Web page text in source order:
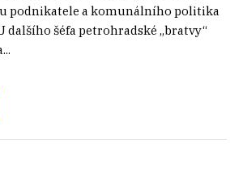
podnikatele a komunálního politika
dalšího šéfa petrohradské „bratvy“